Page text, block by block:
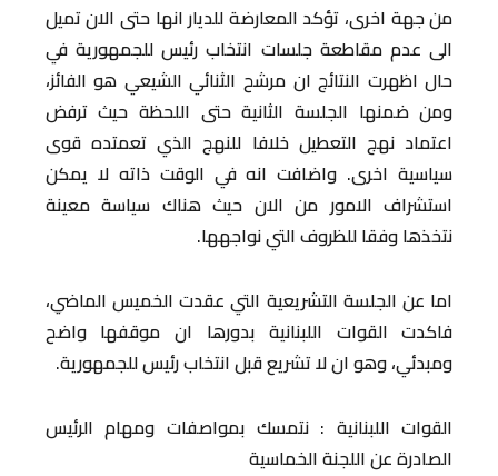
من جهة اخرى، تؤكد المعارضة للديار انها حتى الان تميل
الى عدم مقاطعة جلسات انتخاب رئيس للجمهورية في
حال اظهرت النتائج ان مرشح الثنائي الشيعي هو الفائز،
ومن ضمنها الجلسة الثانية حتى اللحظة حيث ترفض
اعتماد نهج التعطيل خلافا للنهج الذي تعمتده قوى
سياسية اخرى. واضافت انه في الوقت ذاته لا يمكن
استشراف الامور من الان حيث هناك سياسة معينة
نتخذها وفقا للظروف التي نواجهها.
اما عن الجلسة التشريعية التي عقدت الخميس الماضي،
فاكدت القوات اللبنانية بدورها ان موقفها واضح
ومبدئي، وهو ان لا تشريع قبل انتخاب رئيس للجمهورية.
القوات اللبنانية : نتمسك بمواصفات ومهام الرئيس
الصادرة عن اللجنة الخماسية